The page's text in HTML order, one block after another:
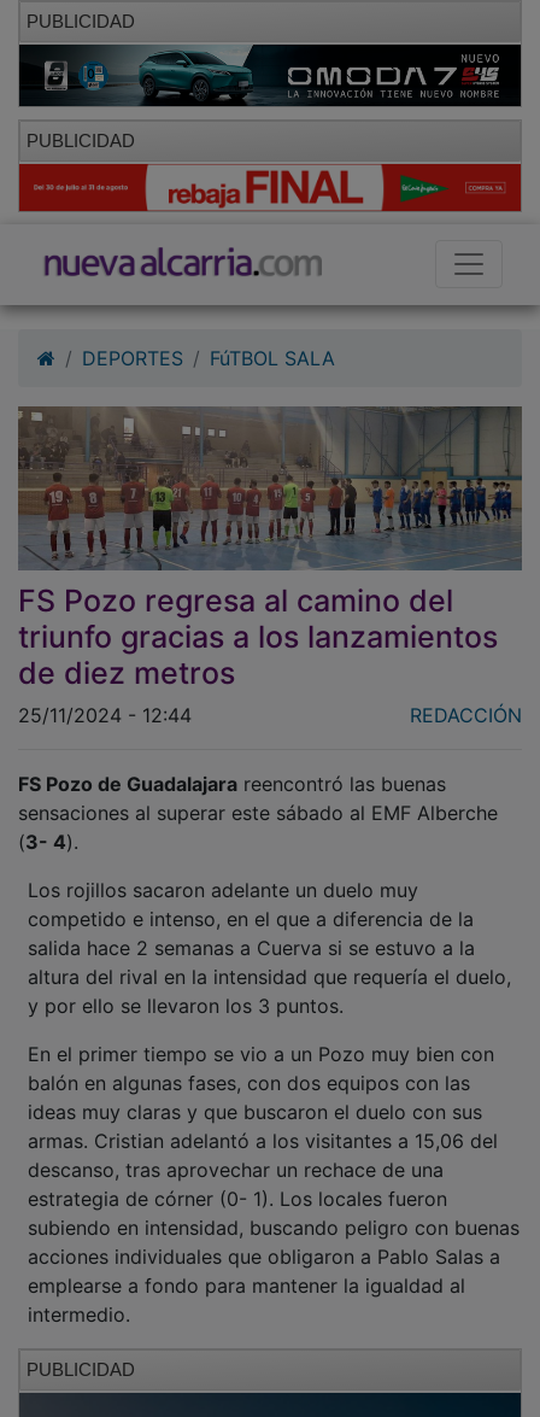
PUBLICIDAD
PUBLICIDAD
FS Pozo regresa al camino del
triunfo gracias a los lanzamientos
de diez metros
REDACCIÓN
sensaciones al superar este sábado al EMF Alberche
(3- 4).
competido e intenso, en el que a diferencia de la
salida hace 2 semanas a Cuerva si se estuvo a la
altura del rival en la intensidad que requería el duelo,
y por ello se llevaron los 3 puntos.
balón en algunas fases, con dos equipos con las
ideas muy claras y que buscaron el duelo con sus
armas. Cristian adelantó a los visitantes a 15,06 del
descanso, tras aprovechar un rechace de una
estrategia de córner (0- 1). Los locales fueron
subiendo en intensidad, buscando peligro con buenas
acciones individuales que obligaron a Pablo Salas a
emplearse a fondo para mantener la igualdad al
intermedio.